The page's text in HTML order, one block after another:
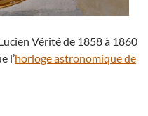
Vérité de 1858 à 1860
l’horloge astronomique de
de Besançon